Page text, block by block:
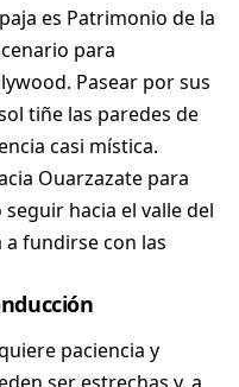
es Patrimonio de la
para
Pasear por sus
tiñe las paredes de
casi mística.
Ouarzazate para
hacia el valle del
a fundirse con las
paciencia y